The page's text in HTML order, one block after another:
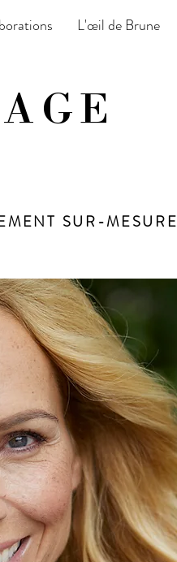
L'œil de Brune
SUR-MESURE